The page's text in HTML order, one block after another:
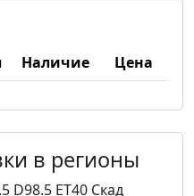
Наличие Цена
в регионы
D98.5 ET40 Скад